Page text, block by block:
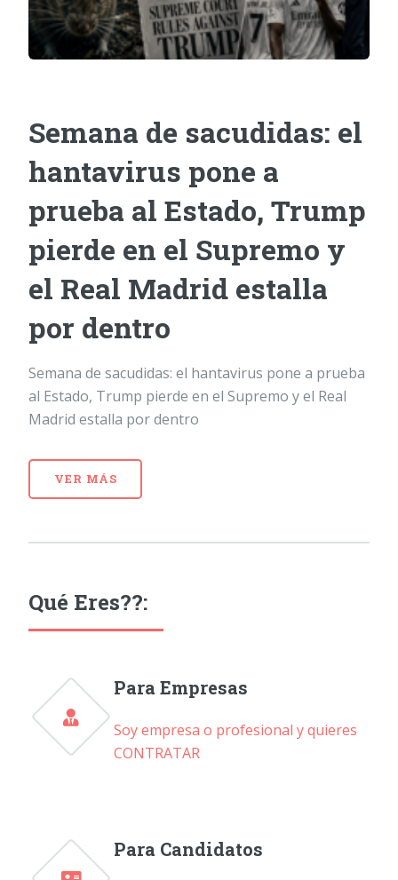
Semana de sacudidas: el
hantavirus pone a
prueba al Estado, Trump
pierde en el Supremo y
el Real Madrid estalla
por dentro
Semana de sacudidas: el hantavirus pone a prueba
al Estado, Trump pierde en el Supremo y el Real
Madrid estalla por dentro
VER MÁS
Qué Eres??:
Para Empresas
Soy empresa o profesional y quieres
CONTRATAR
Para Candidatos